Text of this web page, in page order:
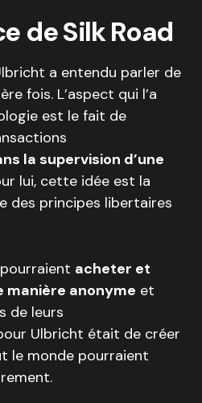
de Silk Road
a entendu parler de
fois. L’aspect qui l’a
est le fait de
la supervision d’une
lui, cette idée est la
des principes libertaires
acheter et
manière anonyme et
de leurs
Ulbricht était de créer
le monde pourraient